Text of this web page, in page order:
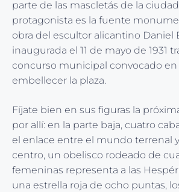
parte de las mascletás de la
protagonista es la fuente
obra del escultor alicantino Daniel
inaugurada el 11 de mayo de 1931
concurso municipal convocado en
embellecer la plaza.
Fíjate bien en sus figuras la
por allí: en la parte baja, cuatro
el enlace entre el mundo terrenal y
centro, un obelisco rodeado de
femeninas representa a las
una estrella roja de ocho puntas,